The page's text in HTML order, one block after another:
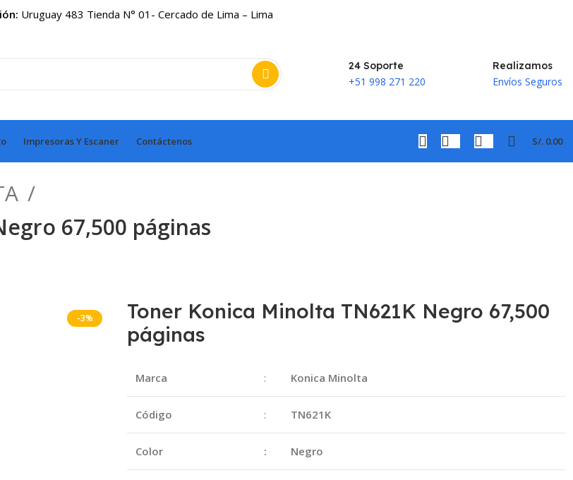
Uruguay 483 Tienda N° 01- Cercado de Lima – Lima
24 Soporte
+51 998 271 220
Realizamos
Envíos Seguros
Impresoras Y Escaner Contáctenos S/. 0.00
67,500 páginas
-3%
Toner Konica Minolta TN621K Negro 67,500
páginas
Marca : Konica Minolta
Código : TN621K
Color : Negro